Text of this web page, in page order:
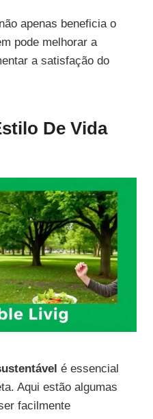
apenas beneficia o
pode melhorar a
a satisfação do
De Vida
é essencial
Aqui estão algumas
facilmente